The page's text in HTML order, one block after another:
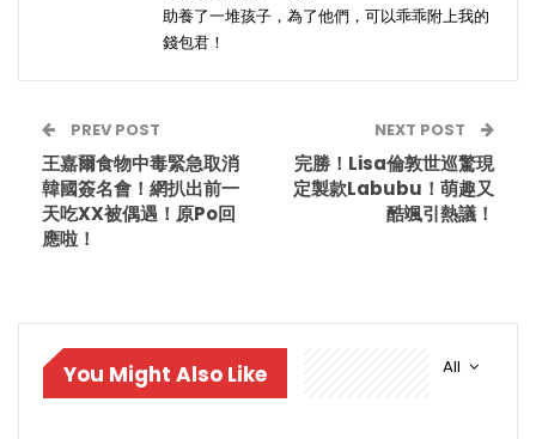
助養了一堆孩子，為了他們，可以乖乖附上我的
錢包君！
PREV POST
王嘉爾食物中毒緊急取消
韓國簽名會！網扒出前一
天吃XX被偶遇！原Po回
應啦！
NEXT POST
完勝！Lisa倫敦世巡驚現
定製款Labubu！萌趣又
酷颯引熱議！
All
You Might Also Like